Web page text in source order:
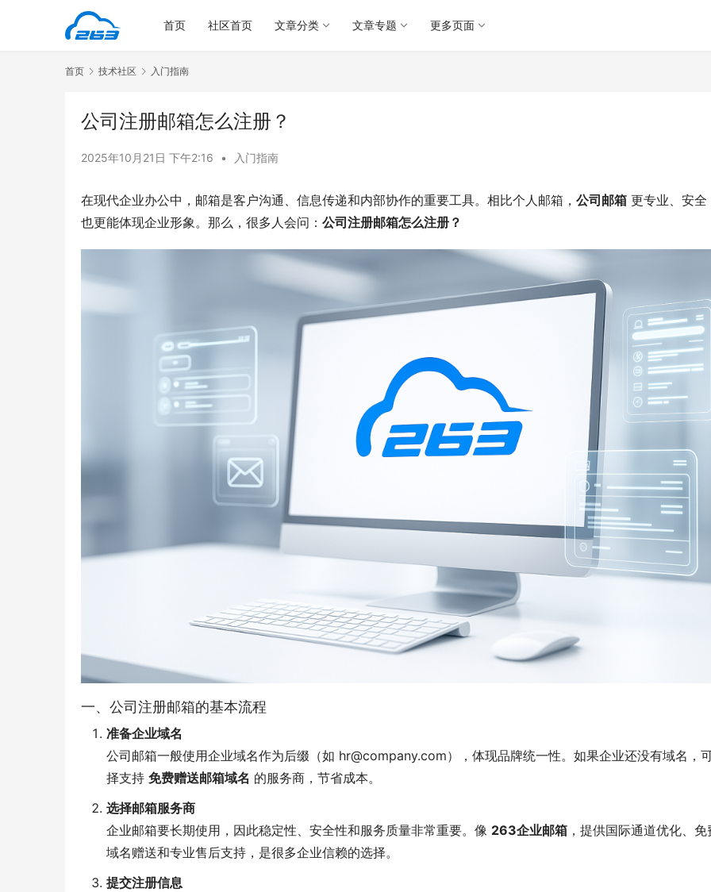
首页 社区首页 文章分类 文章专题 更多页面
首页 技术社区 入门指南
公司注册邮箱怎么注册？
2025年10月21日 下午2:16 • 入门指南
在现代企业办公中，邮箱是客户沟通、信息传递和内部协作的重要工具。相比个人邮箱， 公司邮箱 更专业、安全
也更能体现企业形象。那么，很多人会问： 公司注册邮箱怎么注册？
一、公司注册邮箱的基本流程
准备企业域名
公司邮箱一般使用企业域名作为后缀（如 hr@company.com），体现品牌统一性。如果企业还没有域名，
择支持 免费赠送邮箱域名 的服务商，节省成本。
选择邮箱服务商
企业邮箱要长期使用，因此稳定性、安全性和服务质量非常重要。像 263企业邮箱 ，提供国际通道优化、免
域名赠送和专业售后支持，是很多企业信赖的选择。
提交注册信息